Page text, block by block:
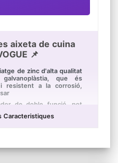
aixeta de cuina
📌
de zinc d'alta qualitat
que és
resistent a la corrosió,
de doble funció, pot
assegurant-se de
360 °, és adequat per
Caracteristiques